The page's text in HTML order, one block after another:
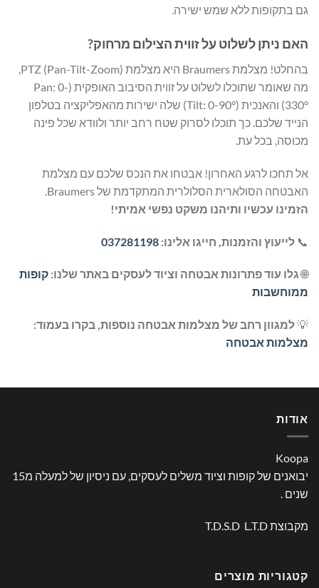
גם בתקופות ללא שמש ישירה.
האם ניתן לשלוט על זווית הצילום מרחוק?
בהחלט! מצלמת Braumers היא מצלמת PTZ (Pan-Tilt-Zoom),
מה שאומר שתוכלו לשלוט על זווית הסיבוב האופקית (Pan: 0-
330°) והאנכית (Tilt: 0-90°) שלה ישירות מהאפליקציה בטלפון
הנייד שלכם. כך תוכלו לסרוק שטח רחב יותר ולוודא שכל פינה
מכוסה, בכל עת.
אל תחכו לרגע האחרון! אבטחו את הנכס שלכם עם מצלמת
האבטחה הסולארית הסלולרית המתקדמת של Braumers.
הזמינו עכשיו ותיהנו משקט נפשי אמיתי!
📞 לייעוץ והזמנות, חייגו אלינו: 037281198
🌐גלו עוד פתרונות אבטחה וציוד לעסקים באתר שלנו: קופות
ממוחשבות
💡למגוון רחב של מצלמות אבטחה נוספות, בקרו בעמוד:
מצלמות אבטחה
אודות
Koopa
יבואנים של קופות וציוד משלים לעסקים, עם ניסיון של למעלה מ15
שנים .
מקבוצת T.D.S.D L.T.D
קטגוריות מוצרים